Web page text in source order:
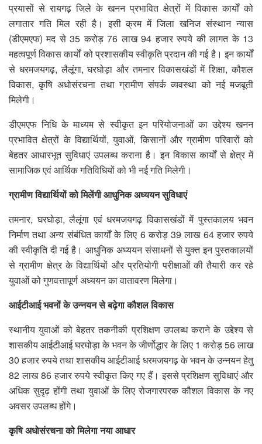
प्रयासों से रायगढ़ जिले के खनन प्रभावित क्षेत्रों में विकास कार्यों को
लगातार गति मिल रही है। इसी क्रम में जिला खनिज संस्थान न्यास
(डीएमएफ) मद से 35 करोड़ 76 लाख 94 हजार रुपये की लागत के 13
महत्वपूर्ण विकास कार्यों को प्रशासकीय स्वीकृति प्रदान की गई है। इन कार्यों
से धरमजयगढ़, लैलूंगा, घरघोड़ा और तमनार विकासखंडों में शिक्षा, कौशल
विकास, कृषि अधोसंरचना तथा ग्रामीण संपर्क व्यवस्था को नई मजबूती
मिलेगी।
डीएमएफ निधि के माध्यम से स्वीकृत इन परियोजनाओं का उद्देश्य खनन
प्रभावित क्षेत्रों के विद्यार्थियों, युवाओं, किसानों और ग्रामीण परिवारों को
बेहतर आधारभूत सुविधाएं उपलब्ध कराना है। इन विकास कार्यों से क्षेत्र में
सामाजिक एवं आर्थिक गतिविधियों को भी नई गति मिलेगी।
ग्रामीण विद्यार्थियों को मिलेंगी आधुनिक अध्ययन सुविधाएं
तमनार, घरघोड़ा, लैलूंगा एवं धरमजयगढ़ विकासखंडों में पुस्तकालय भवन
निर्माण तथा अन्य संबंधित कार्यों के लिए 6 करोड़ 39 लाख 64 हजार रुपये
की स्वीकृति दी गई है। आधुनिक अध्ययन संसाधनों से युक्त इन पुस्तकालयों
से ग्रामीण क्षेत्र के विद्यार्थियों और प्रतियोगी परीक्षाओं की तैयारी कर रहे
युवाओं को गुणवत्तापूर्ण अध्ययन का वातावरण मिलेगा।
आईटीआई भवनों के उन्नयन से बढ़ेगा कौशल विकास
स्थानीय युवाओं को बेहतर तकनीकी प्रशिक्षण उपलब्ध कराने के उद्देश्य से
शासकीय आईटीआई घरघोड़ा के भवन के जीर्णोद्धार के लिए 1 करोड़ 56 लाख
30 हजार रुपये तथा शासकीय आईटीआई धरमजयगढ़ के भवन के उन्नयन हेतु
82 लाख 86 हजार रुपये स्वीकृत किए गए हैं। इससे प्रशिक्षण सुविधाएं और
अधिक सुदृढ़ होंगी तथा युवाओं के लिए रोजगारपरक कौशल विकास के नए
अवसर उपलब्ध होंगे।
कृषि अधोसंरचना को मिलेगा नया आधार